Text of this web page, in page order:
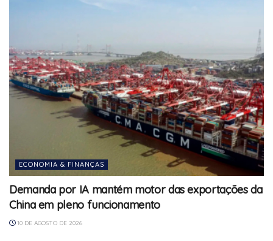
ECONOMIA & FINANÇAS
Demanda por IA mantém motor das exportações da
China em pleno funcionamento
10 DE AGOSTO DE 2026